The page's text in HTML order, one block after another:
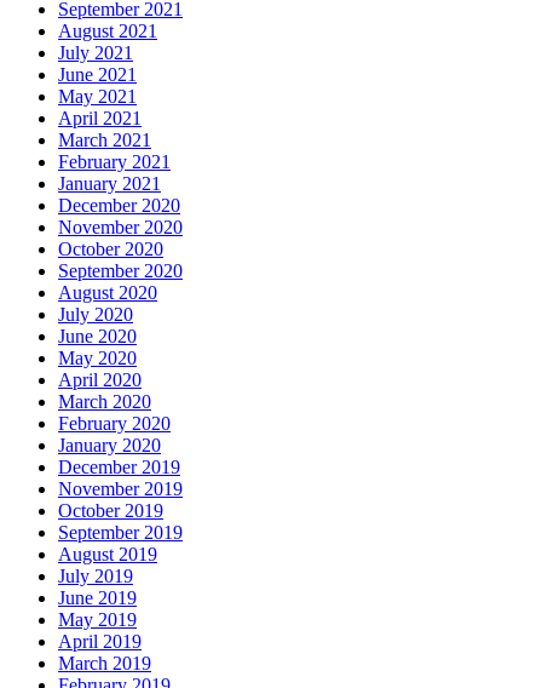
September 2021
August 2021
July 2021
June 2021
May 2021
April 2021
March 2021
February 2021
January 2021
December 2020
November 2020
October 2020
September 2020
August 2020
July 2020
June 2020
May 2020
April 2020
March 2020
February 2020
January 2020
December 2019
November 2019
October 2019
September 2019
August 2019
July 2019
June 2019
May 2019
April 2019
March 2019